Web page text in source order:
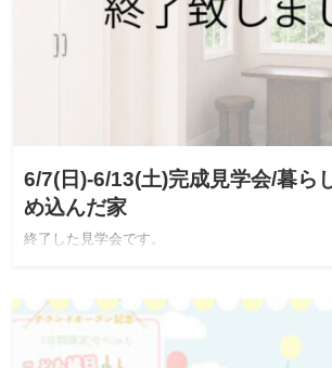
6/7(日)-6/13(土)完成見学会/暮ら
め込んだ家
終了した見学会です。